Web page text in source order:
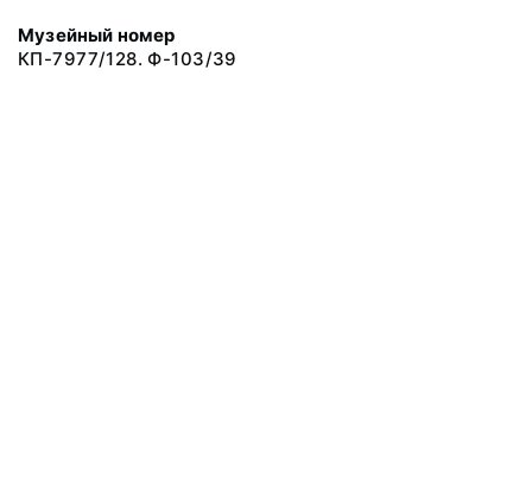
Музейный номер
КП-7977/128. Ф-103/39